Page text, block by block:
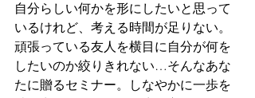
自分らしい何かを形にしたいと思って
いるけれど、考える時間が足りない。
頑張っている友人を横目に自分が何を
したいのか絞りきれない…そんなあな
たに贈るセミナー。しなやかに一歩を